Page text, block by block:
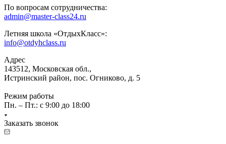
По вопросам сотрудничества:
admin@master-class24.ru
Летняя школа «ОтдыхКласс»:
info@otdyhclass.ru
Адрес
143512, Московская обл.,
Истринский район, пос. Огниково, д. 5
Режим работы
Пн. – Пт.: с 9:00 до 18:00
Заказать звонок